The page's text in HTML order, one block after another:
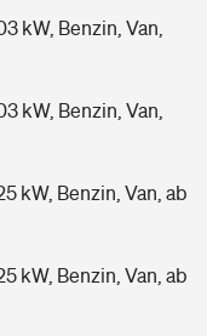
kW, Benzin, Van,
kW, Benzin, Van,
kW, Benzin, Van, ab
kW, Benzin, Van, ab